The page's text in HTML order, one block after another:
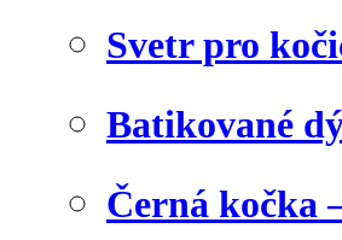
Svetr pro
Batikované
Černá kočka